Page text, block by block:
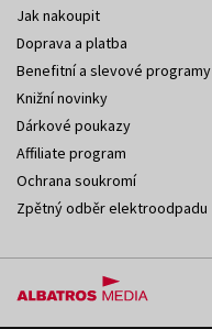
Jak nakoupit
Doprava a platba
Benefitní a slevové programy
Knižní novinky
Dárkové poukazy
Affiliate program
Ochrana soukromí
Zpětný odběr elektroodpadu